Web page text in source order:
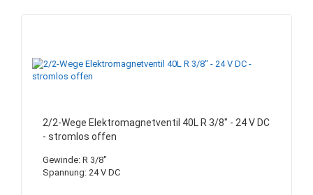
2/2-Wege Elektromagnetventil 40L R 3/8" - 24 V DC
- stromlos offen
Gewinde: R 3/8"
Spannung: 24 V DC